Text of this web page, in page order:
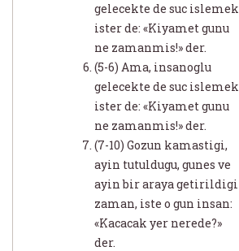
gelecekte de suc islemek
ister de: «Kiyamet gunu
ne zamanmis!» der.
(5-6) Ama, insanoglu
gelecekte de suc islemek
ister de: «Kiyamet gunu
ne zamanmis!» der.
(7-10) Gozun kamastigi,
ayin tutuldugu, gunes ve
ayin bir araya getirildigi
zaman, iste o gun insan:
«Kacacak yer nerede?»
der.